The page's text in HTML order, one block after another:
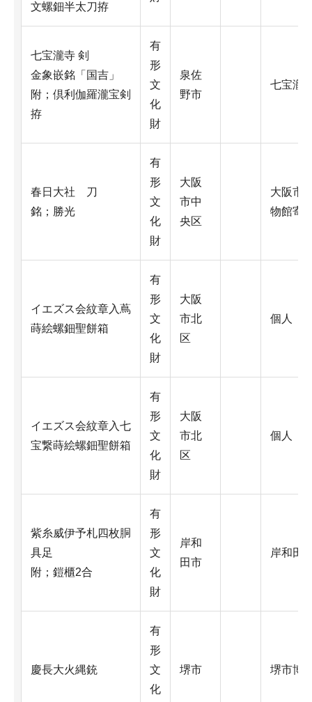
文螺鈿半太刀拵
七宝瀧寺 剣
金象嵌銘「国吉」
附；倶利伽羅瀧宝剣
拵
有
形
文
化
財
泉佐
野市
七宝瀧
春日大社 刀
銘；勝光
有
形
文
化
財
大阪
市中
央区
大阪市
物館寄
イエズス会紋章入蔦
蒔絵螺鈿聖餅箱
有
形
文
化
財
大阪
市北
区
個人（
イエズス会紋章入七
宝繋蒔絵螺鈿聖餅箱
有
形
文
化
財
大阪
市北
区
個人（
紫糸威伊予札四枚胴
具足
附；鎧櫃2合
有
形
文
化
財
岸和
田市
岸和田
慶長大火縄銃
有
形
文
化
堺市 堺市博